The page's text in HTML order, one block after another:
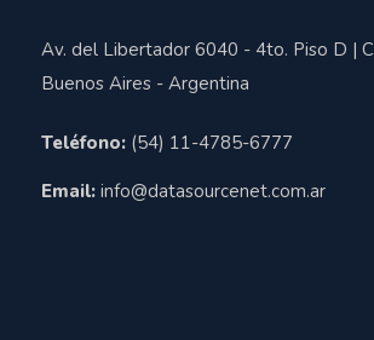
Av. del Libertador 6040 - 4to. Piso D |
Buenos Aires - Argentina
Teléfono: (54) 11-4785-6777
Email: info@datasourcenet.com.ar